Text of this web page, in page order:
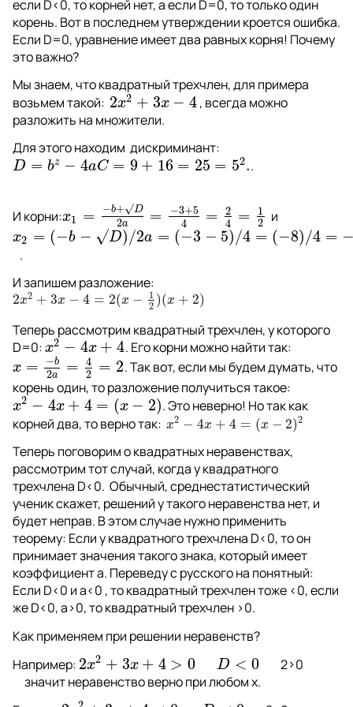
если D<0, то корней нет, а если D=0, то только один
корень. Вот в последнем утверждении кроется ошибка.
Если D=0, уравнение имеет два равных корня! Почему
это важно?
Мы знаем, что квадратный трехчлен, для примера
возьмем такой: 2x2 + 3x − 4
2x2+ 3x −4
, всегда можно
разложить на множители.
Для этого находим  дискриминант:
D = bz − 4aC = 9 + 16 = 25 = 52.
D= bz −4aC=9+16 =25=52 . .
И корни:x1 = −b+√D
2a = −3+5
4
= 2
4 =
1
2
x1= −b +√D2a= 3+ 54=24 =12 и
x2 = (−b − √D) /2a = (−3 − 5) /4 = (−8) /4 =
x2=(− b−√D )/2 a=(−3−5)/ 4= (−8)/ 4= −2
.
И запишем разложение:
2x2 + 3x − 4 = 2(x −
1
2 )(x + 2)
2x2+ 3x −4=2( x− 12) (x+2 )
Теперь рассмотрим квадратный трехчлен, у которого
D=0: x2 − 4x + 4
x2−4x +4 . Его корни можно найти так:
x = −b
2a = 4
2 = 2
x=−b 2a= 42 =2 . Так вот, если мы будем думать, что
корень один, то разложение получиться такое:
x2 − 4x + 4 = (x − 2)
x2−4x +4=(x −2 ) . Это неверно! Но так как
корней два, то верно так: x2 − 4x + 4 = (x − 2)2
x2−4x +4=(x −2 )2
Теперь поговорим о квадратных неравенствах,
рассмотрим тот случай, когда у квадратного
трехчлена D<0.  Обычный, среднестатистический
ученик скажет, решений у такого неравенства нет, и
будет неправ. В этом случае нужно применить
теорему: Если у квадратного трехчлена D<0, то он
принимает значения такого знака, который имеет
коэффициент a. Переведу с русского на понятный:
Если D<0 и a<0 , то квадратный трехчлен тоже <0, если
же D<0, a>0, то квадратный трехчлен >0.
Как применяем при решении неравенств?
Например: 2x2 + 3x + 4 > 0
2x2+ 3x +4> 0 D < 0
D< 0
2>0
значит неравенство верно при любом x.